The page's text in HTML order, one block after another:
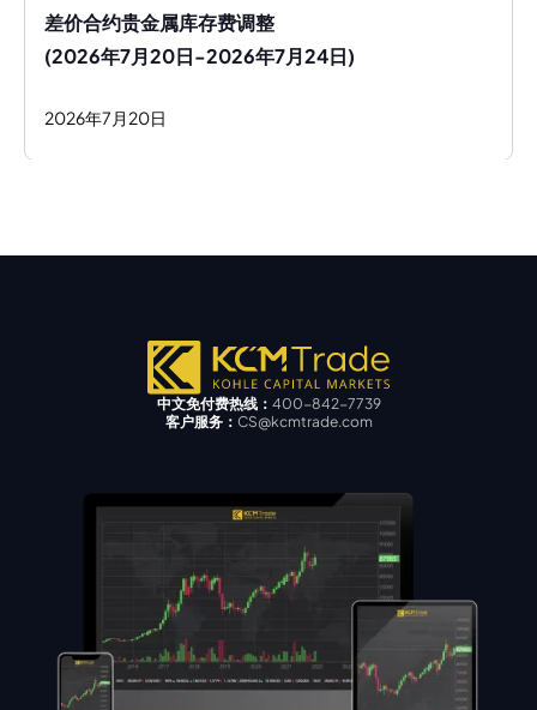
差价合约贵金属库存费调整
(2026年7月20日-2026年7月24日)
2026年7 月 20日
中文免付费热线： 400-842-7739
客户服务： CS@kcmtrade.com